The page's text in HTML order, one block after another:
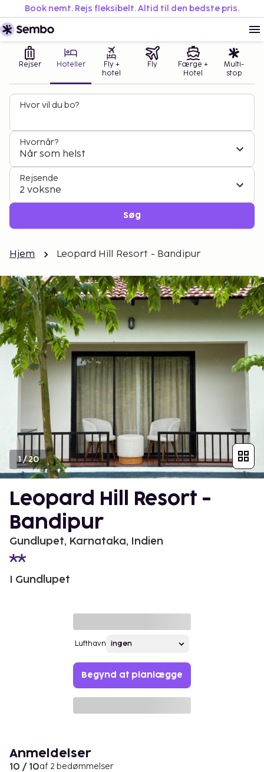
Book nemt. Rejs fleksibelt. Altid til den bedste pris.
Rejser Hoteller
Fly +
hotel
Fly
Færge +
Hotel
Multi-
stop
Hvor vil du bo?
Hvornår?
Når som helst
Rejsende
2 voksne
Søg
Hjem Leopard Hill Resort - Bandipur
1/20
Leopard Hill Resort -
Bandipur
Gundlupet, Karnataka, Indien
I Gundlupet
Lufthavn
Begynd at planlægge
Anmeldelser
10 / 10af 2 bedømmelser